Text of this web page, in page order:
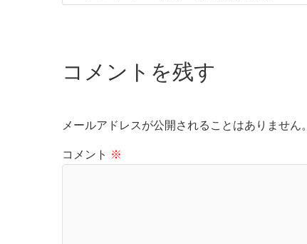
コメントを残す
メールアドレスが公開されることはありません。
コメント ※